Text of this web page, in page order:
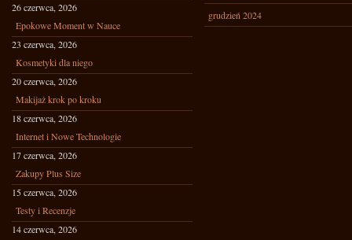
26 czerwca, 2026
Epokowe Moment w Nauce
23 czerwca, 2026
Kosmetyki dla niego
20 czerwca, 2026
Makijaż krok po kroku
18 czerwca, 2026
Internet i Nowe Technologie
17 czerwca, 2026
Zakupy Plus Size
15 czerwca, 2026
Testy i Recenzje
14 czerwca, 2026
grudzień 2024